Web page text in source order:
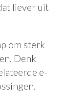
liever uit
om sterk
Denk
e-